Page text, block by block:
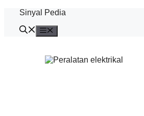
Langsung
Sinyal Pedia